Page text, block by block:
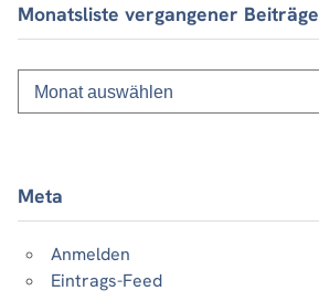
Monatsliste vergangener Beiträge
Monatsliste
vergangener
Beiträge
Meta
Anmelden
Eintrags-Feed